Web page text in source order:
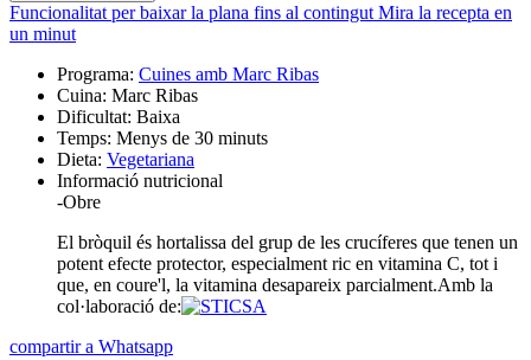
Funcionalitat per baixar la plana fins al contingut Mira la recepta en
un minut
Programa: Cuines amb Marc Ribas
Cuina: Marc Ribas
Dificultat: Baixa
Temps: Menys de 30 minuts
Dieta: Vegetariana
Informació nutricional
-Obre
El bròquil és hortalissa del grup de les crucíferes que tenen un
potent efecte protector, especialment ric en vitamina C, tot i
que, en coure'l, la vitamina desapareix parcialment.Amb la
col·laboració de:
compartir a Whatsapp